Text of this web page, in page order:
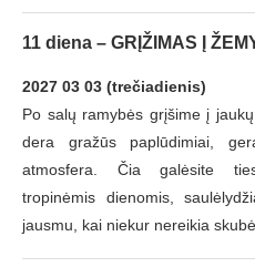
11 diena – GRĮŽIMAS Į
2027 03 03 (trečiadienis)
Po salų ramybės grįšime į
dera gražūs paplūdimiai,
atmosfera. Čia galėsite
tropinėmis dienomis,
jausmu, kai niekur nereikia